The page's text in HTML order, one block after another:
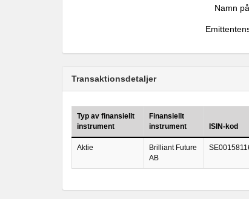
Namn
Transaktionsdetaljer
Typ av finansiellt
instrument
Finansiellt
instrument
ISIN-kod
Aktie
Brilliant Future
AB